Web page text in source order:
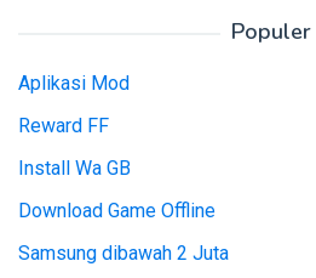
Populer
Aplikasi Mod
Reward FF
Install Wa GB
Download Game Offline
Samsung dibawah 2 Juta